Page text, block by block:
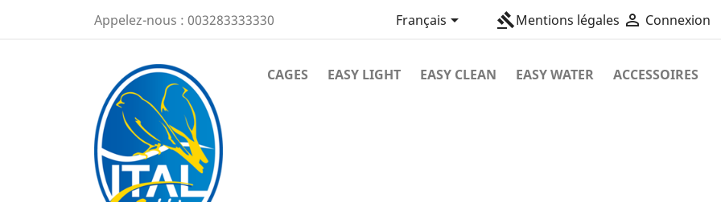
Appelez-nous : 003283333330 Français gavelMentions légales  Connexion
CAGES EASY LIGHT EASY CLEAN EASY WATER ACCESSOIRES